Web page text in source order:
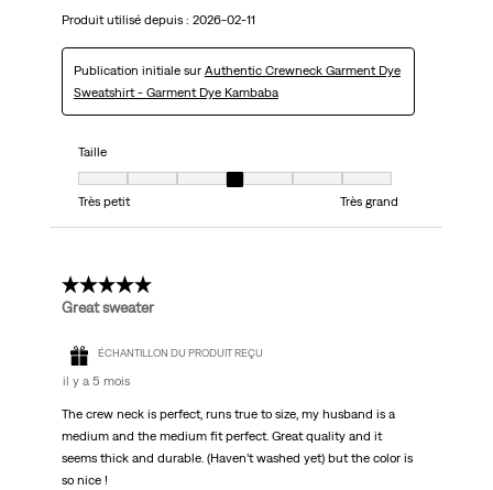
Produit utilisé depuis : 2026-02-11
Publication initiale sur Authentic Crewneck Garment Dye
Sweatshirt - Garment Dye Kambaba
Taille
Taille, 4 sur 7, où 1 est égal à Très petit et 7 est égal à Très grand
Très petit
Très grand
5 étoile(s) sur 5.
Great sweater
ÉCHANTILLON DU PRODUIT REÇU
il y a 5 mois
The crew neck is perfect, runs true to size, my husband is a
medium and the medium fit perfect. Great quality and it
seems thick and durable. (Haven’t washed yet) but the color is
so nice !